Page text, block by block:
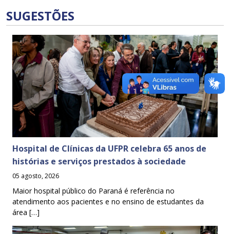
SUGESTÕES
Hospital de Clínicas da UFPR celebra 65 anos de
histórias e serviços prestados à sociedade
05 agosto, 2026
Maior hospital público do Paraná é referência no
atendimento aos pacientes e no ensino de estudantes da
área […]